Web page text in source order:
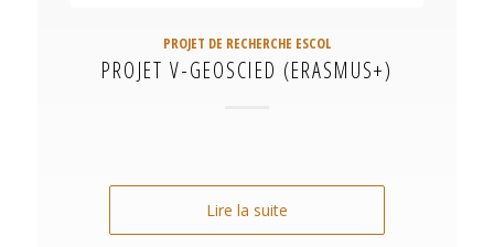
PROJET DE RECHERCHE ESCOL
PROJET V-GEOSCIED (ERASMUS+)
Lire la suite